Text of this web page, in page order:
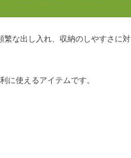
繁な出し入れ、収納のしやすさに対
に使えるアイテムです。